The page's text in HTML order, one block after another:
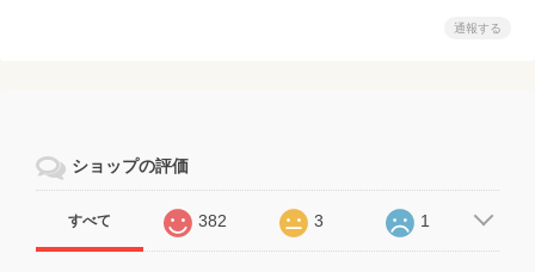
通報する
ショップの評価
すべて 382 3 1